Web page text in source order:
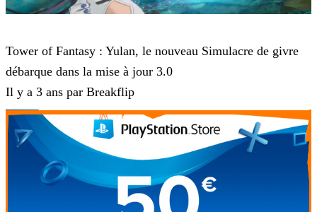
Tower of Fantasy : Yulan, le nouveau Simulacre de givre
débarque dans la mise à jour 3.0
Il y a 3 ans par Breakflip